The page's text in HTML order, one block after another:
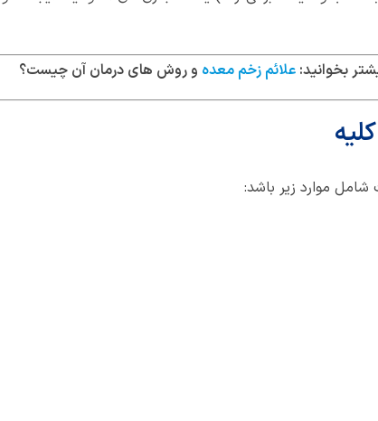
بخوانید: علائم زخم معده و روش های درمان آن چیست؟
موارد زیر باشد: